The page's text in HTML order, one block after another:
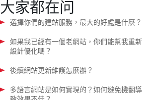
大家都在问
選擇你們的建站服務，最大的好處是什麼？
如果我已經有一個老網站，你們能幫我重新
設計優化嗎？
後續網站更新維護怎麼辦？
多語言網站是如何實現的？如何避免機翻導